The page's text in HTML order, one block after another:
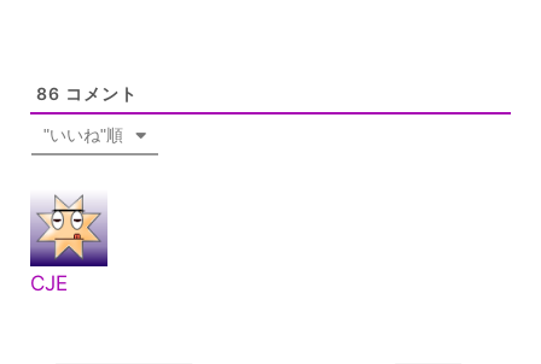
86 コメント
"いいね"順
CJE